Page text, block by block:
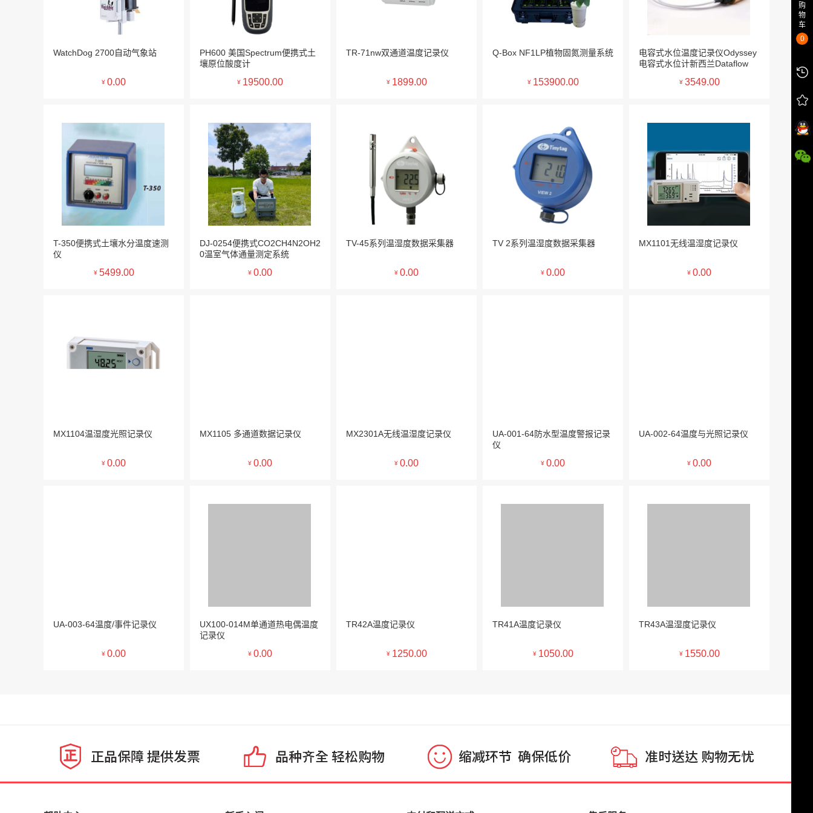
WatchDog 2700自动气象站
¥ 0.00
PH600 美国Spectrum便携式土
壤原位酸度计
¥ 19500.00
TR-71nw双通道温度记录仪
¥ 1899.00
Q-Box NF1LP植物固氮测量系统
¥ 153900.00
电容式水位温度记录仪Odyssey
电容式水位计新西兰Dataflow
¥ 3549.00
T-350便携式土壤水分温度速测
仪
¥ 5499.00
DJ-0254便携式CO2CH4N2OH2
0温室气体通量测定系统
¥ 0.00
TV-45系列温湿度数据采集器
¥ 0.00
TV 2系列温湿度数据采集器
¥ 0.00
MX1101无线温湿度记录仪
¥ 0.00
MX1104温湿度光照记录仪
¥ 0.00
MX1105 多通道数据记录仪
¥ 0.00
MX2301A无线温湿度记录仪
¥ 0.00
UA-001-64防水型温度警报记录
仪
¥ 0.00
UA-002-64温度与光照记录仪
¥ 0.00
UA-003-64温度/事件记录仪
¥ 0.00
UX100-014M单通道热电偶温度
记录仪
¥ 0.00
TR42A温度记录仪
¥ 1250.00
TR41A温度记录仪
¥ 1050.00
TR43A温湿度记录仪
¥ 1550.00
购
物
车
0